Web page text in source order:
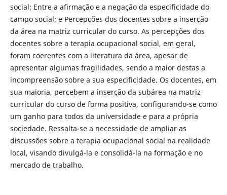
social; Entre a afirmação e a negação da especificidade do
campo social; e Percepções dos docentes sobre a inserção
da área na matriz curricular do curso. As percepções dos
docentes sobre a terapia ocupacional social, em geral,
foram coerentes com a literatura da área, apesar de
apresentar algumas fragilidades, sendo a maior destas a
incompreensão sobre a sua especificidade. Os docentes, em
sua maioria, percebem a inserção da subárea na matriz
curricular do curso de forma positiva, configurando-se como
um ganho para todos da universidade e para a própria
sociedade. Ressalta-se a necessidade de ampliar as
discussões sobre a terapia ocupacional social na realidade
local, visando divulgá-la e consolidá-la na formação e no
mercado de trabalho.